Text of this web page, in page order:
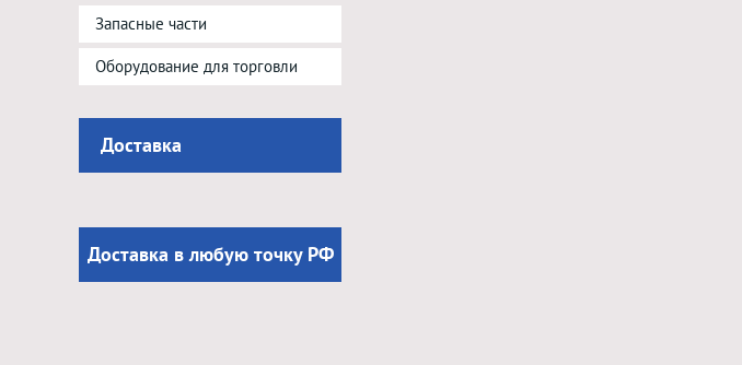
Запасные части
Оборудование для торговли
Доставка
Доставка в любую точку РФ